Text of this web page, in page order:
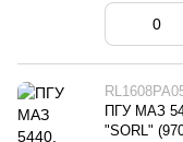
ПГУ МАЗ
"SORL"